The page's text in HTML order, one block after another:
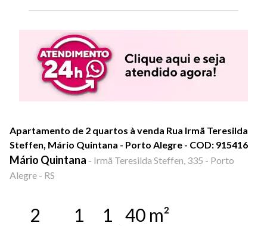
Apartamento de 2 quartos à venda Rua Irmã Teresilda
Steffen, Mário Quintana - Porto Alegre - COD: 915416
Mário Quintana - Irmã Teresilda Steffen, 335 - Porto
Alegre - RS
2 1 1 40 m²